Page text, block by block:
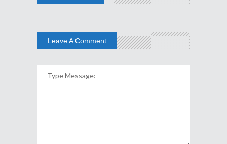
Leave A Comment